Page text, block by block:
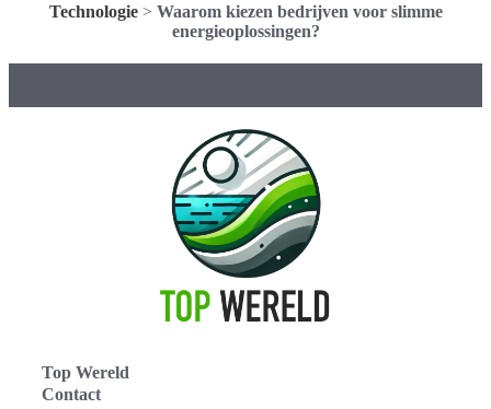
Technologie> Waarom kiezen bedrijven voor slimme
energieoplossingen?
Top Wereld
Contact